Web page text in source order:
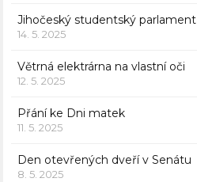
Jihočeský studentský parlament
14. 5. 2025
Větrná elektrárna na vlastní oči
12. 5. 2025
Přání ke Dni matek
11. 5. 2025
Den otevřených dveří v Senátu
8. 5. 2025